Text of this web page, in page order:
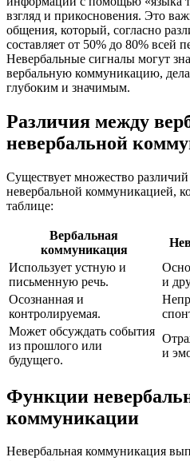
взгляд и прикосновения. Это
общения, который, согласно
составляет от 50% до 80% всей
Невербальные сигналы могут
вербальную коммуникацию,
глубоким и значимым.
Различия между
невербальной
Существует множество
невербальной коммуникацией,
таблице:
Вербальная
коммуникация
Использует устную и
письменную речь.
и
Осознанная и
контролируемая.
Может обсуждать события
из прошлого или
будущего.
и
Функции
коммуникации
Невербальная коммуникация